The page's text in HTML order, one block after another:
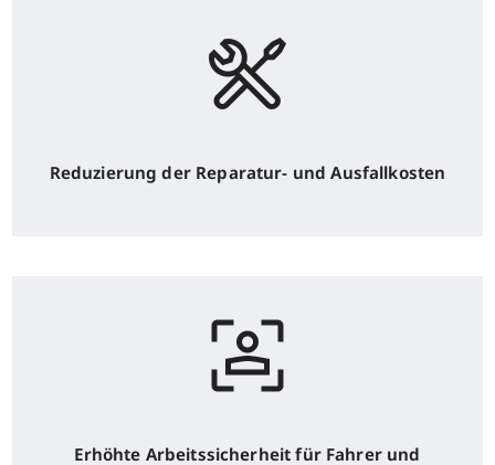
Reduzierung der Reparatur- und Ausfallkosten
Erhöhte Arbeitssicherheit für Fahrer und